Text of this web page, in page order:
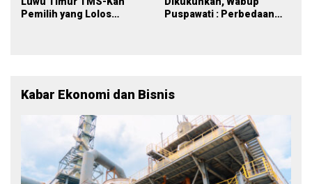
Pemilih yang Lolos
Puspawati : Perbedaan
Kabar Ekonomi dan Bisnis